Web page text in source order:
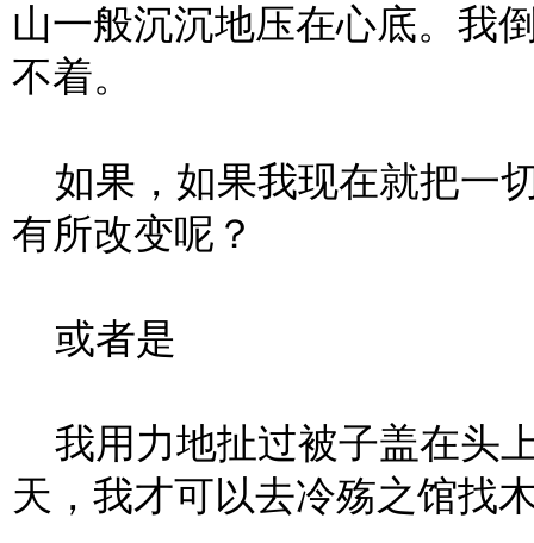
山一般沉沉地压在心底。我
不着。
如果，如果我现在就把一
有所改变呢？
或者是
我用力地扯过被子盖在头
天，我才可以去冷殇之馆找